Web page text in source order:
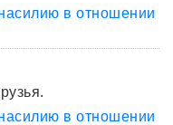
в отношении
в отношении